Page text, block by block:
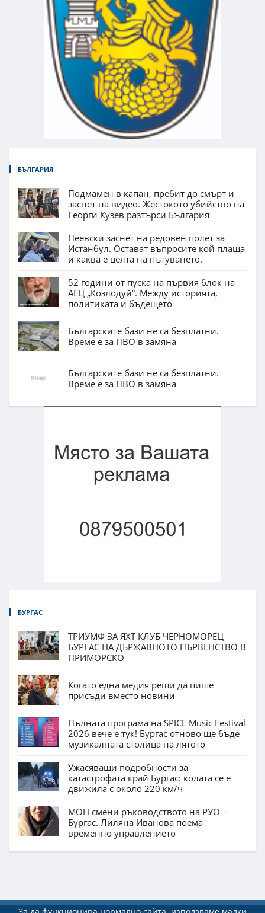
БЪЛГАРИЯ
Подмамен в капан, пребит до смърт и
заснет на видео. Жестокото убийство на
Георги Кузев разтърси България
Пеевски заснет на редовен полет за
Истанбул. Остават въпросите кой плаща
и каква е целта на пътуването.
52 години от пуска на първия блок на
АЕЦ „Козлодуй“. Между историята,
политиката и бъдещето
Българските бази не са безплатни.
Време е за ПВО в замяна
Българските бази не са безплатни.
Време е за ПВО в замяна
БУРГАС
ТРИУМФ ЗА ЯХТ КЛУБ ЧЕРНОМОРЕЦ
БУРГАС НА ДЪРЖАВНОТО ПЪРВЕНСТВО В
ПРИМОРСКО
Когато една медия реши да пише
присъди вместо новини
Пълната програма на SPICE Music Festival
2026 вече е тук! Бургас отново ще бъде
музикалната столица на лятото
Ужасяващи подробности за
катастрофата край Бургас: колата се е
движила с около 220 км/ч
МОН смени ръководството на РУО –
Бургас. Лиляна Иванова поема
временно управлението